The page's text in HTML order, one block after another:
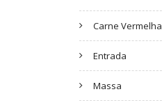
Carne Vermelha
Entrada
Massa